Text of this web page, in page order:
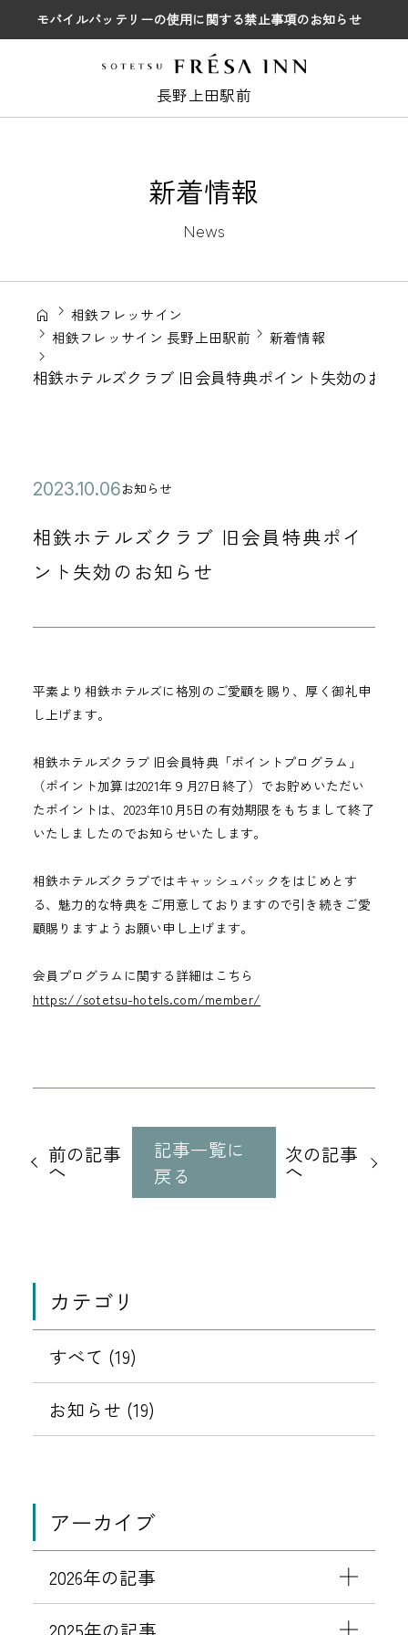
モバイルバッテリーの使用に関する禁止事項のお知らせ
長野上田駅前
新着情報
News
相鉄フレッサイン
相鉄フレッサイン 長野上田駅前
新着情報
相鉄ホテルズクラブ 旧会員特典ポイント失効のお知
相鉄ホテルズクラブ 旧会員特典ポイ
ント失効のお知らせ
公
日
2
2
3
0
6
日
カ
テ
ゴ
リ
お知らせ
平素より相鉄ホテルズに格別のご愛顧を賜り、厚く御礼申
し上げます。
相鉄ホテルズクラブ 旧会員特典「ポイントプログラム」
（ポイント加算は2021年９月27日終了）でお貯めいただい
たポイントは、2023年10月5日の有効期限をもちまして終了
いたしましたのでお知らせいたします。
相鉄ホテルズクラブではキャッシュバックをはじめとす
る、魅力的な特典をご用意しておりますので引き続きご愛
顧賜りますようお願い申し上げます。
会員プログラムに関する詳細はこちら
https://sotetsu-hotels.com/member/
記
事
前の記事
へ
記事一覧に
戻る
次の記事
へ
カテゴリ
すべて (19)
お知らせ (19)
アーカイブ
2026年の記事
2025年の記事